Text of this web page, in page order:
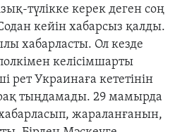
түлікке керек деген соң
кейін хабарсыз қалды.
хабарласты. Ол кезде
келісімшарты
рет Украинаға кететінін
тыңдамады. 29 мамырда
жараланғанын,